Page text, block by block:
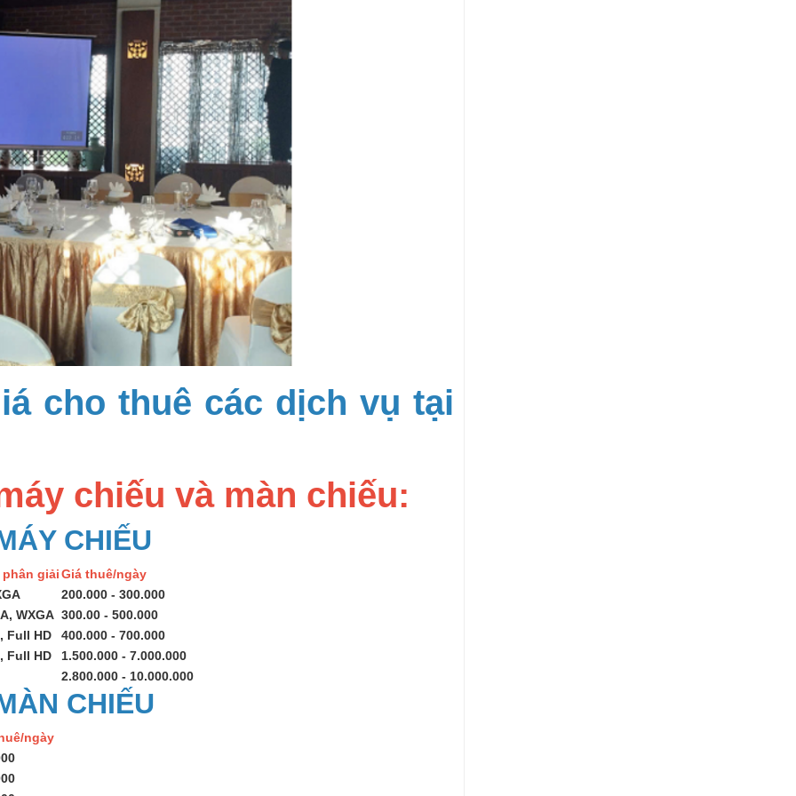
cho thuê các dịch vụ tại
chiếu và màn chiếu:
CHIẾU
giảiGiá thuê/ngày
200.000 - 300.000
WXGA 300.00 - 500.000
Full HD
400.000 - 700.000
Full HD
1.500.000 - 7.000.000
2.800.000 - 10.000.000
CHIẾU
ngày